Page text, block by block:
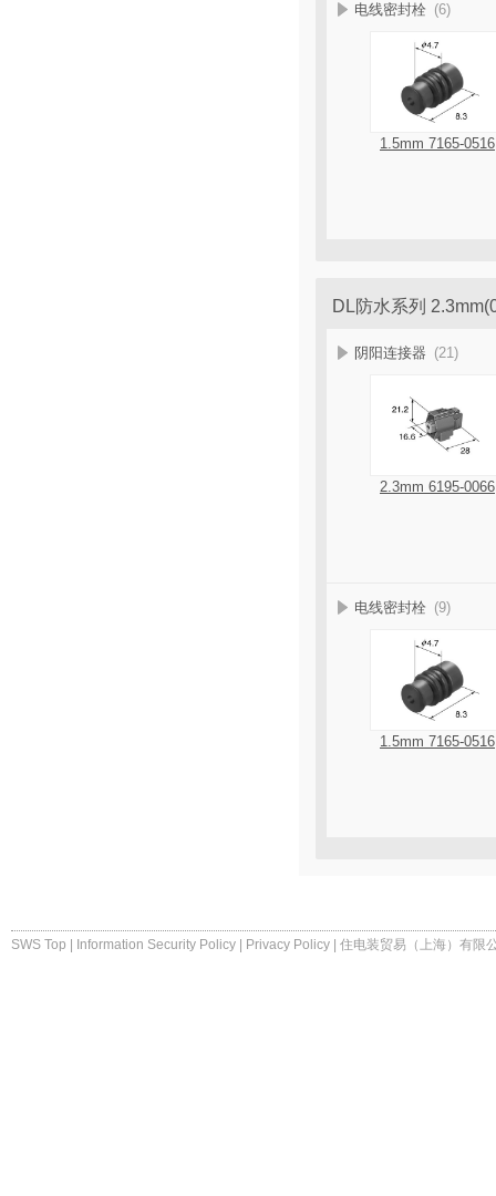
电线密封栓 (6)
1.5mm 7165-0516
DL防水系列
阴阳连接器 (21)
2.3mm 6195-0066
电线密封栓 (9)
1.5mm 7165-0516
SWS Top Information Security Policy Privacy Policy 住电装贸易（上海）有限